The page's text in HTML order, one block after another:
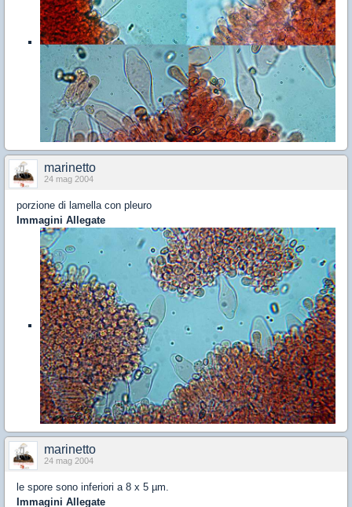
marinetto
24 mag 2004
porzione di lamella con pleuro
Immagini Allegate
marinetto
24 mag 2004
le spore sono inferiori a 8 x 5 µm.
Immagini Allegate